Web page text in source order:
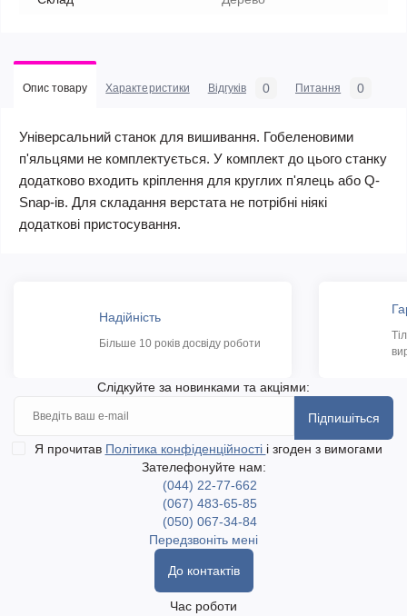
Опис товару Характеристики Відгуків 0 Питання 0
Універсальний станок для вишивання. Гобеленовими
п'яльцями не комплектується. У комплект до цього станку
додатково входить кріплення для круглих п'ялець або Q-
Snap-ів. Для складання верстата не потрібні ніякі
додаткові пристосування.
Надійність
Більше 10 років досвіду роботи
Слідкуйте за новинками та акціями:
Підпишіться
Я прочитав Політика конфіденційності і згоден з вимогами
Зателефонуйте нам:
(044) 22-77-662
(067) 483-65-85
(050) 067-34-84
Передзвоніть мені
До контактів
Час роботи